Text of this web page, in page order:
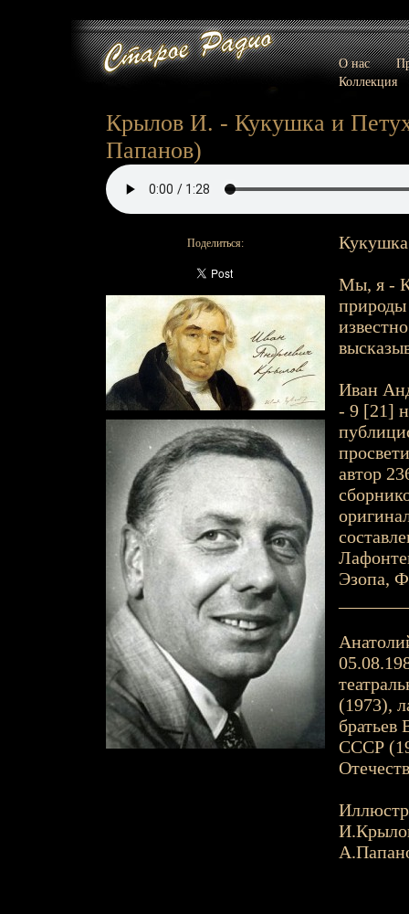
О нас
Коллекция
Крылов И. - Кукушка и
Папанов)
Поделиться: Кукушка
Мы, я -
природы
Иван
- 9 [21]
автор
Эзопа,
(1973),
братьев
СССР